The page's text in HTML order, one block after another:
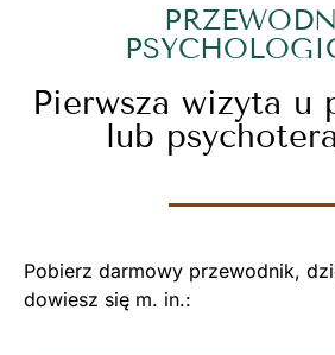
Pierwsza wizyta u
lub
Pobierz darmowy przewodnik,
dowiesz się m. in.: